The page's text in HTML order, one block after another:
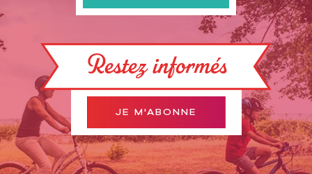
Restez informés
JE M'ABONNE